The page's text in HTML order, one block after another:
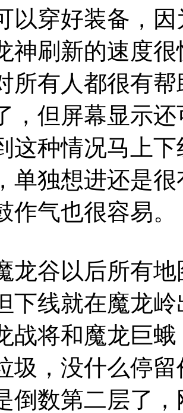
以穿好装备，
神刷新的速度
所有人都很有
，但屏幕显示
这种情况马上
单独想进还是
作气也很容易。
谷以后所有地
下线就在魔龙
战将和魔龙巨
圾，没什么停
倒数第二层了